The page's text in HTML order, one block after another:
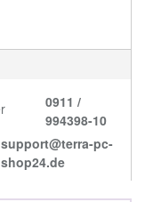
0911 /
994398-10
support@terra-pc-
shop24.de